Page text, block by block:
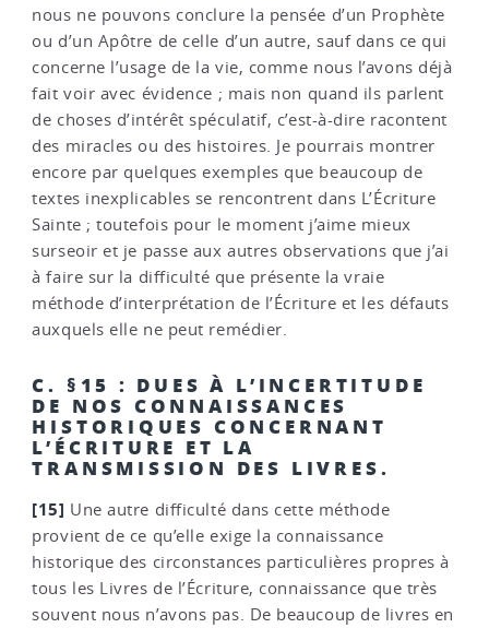
nous ne pouvons conclure la pensée d’un Prophète
ou d’un Apôtre de celle d’un autre, sauf dans ce qui
concerne l’usage de la vie, comme nous l’avons déjà
fait voir avec évidence ; mais non quand ils parlent
de choses d’intérêt spéculatif, c’est-à-dire racontent
des miracles ou des histoires. Je pourrais montrer
encore par quelques exemples que beaucoup de
textes inexplicables se rencontrent dans L’Écriture
Sainte ; toutefois pour le moment j’aime mieux
surseoir et je passe aux autres observations que j’ai
à faire sur la difficulté que présente la vraie
méthode d’interprétation de l’Écriture et les défauts
auxquels elle ne peut remédier.
C. §15 : DUES À L’INCERTITUDE
DE NOS CONNAISSANCES
HISTORIQUES CONCERNANT
L’ÉCRITURE ET LA
TRANSMISSION DES LIVRES.
[15] Une autre difficulté dans cette méthode
provient de ce qu’elle exige la connaissance
historique des circonstances particulières propres à
tous les Livres de l’Écriture, connaissance que très
souvent nous n’avons pas. De beaucoup de livres en